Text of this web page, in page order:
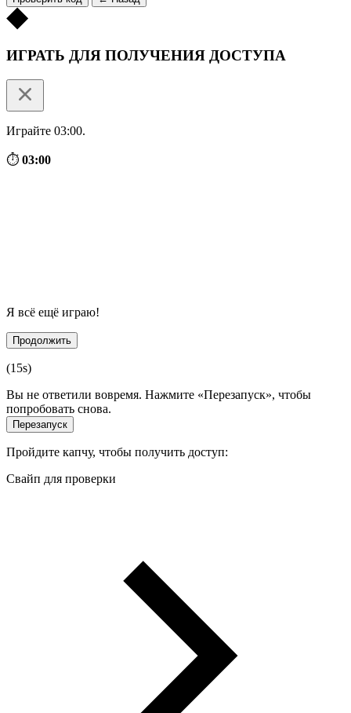
ИГРАТЬ ДЛЯ ПОЛУЧЕНИЯ ДОСТУПА
Играйте 03:00.
⏱ 03:00
Я всё ещё играю!
Продолжить
(15s)
Вы не ответили вовремя. Нажмите «Перезапуск», чтобы
попробовать снова.
Перезапуск
Пройдите капчу, чтобы получить доступ:
Свайп для проверки